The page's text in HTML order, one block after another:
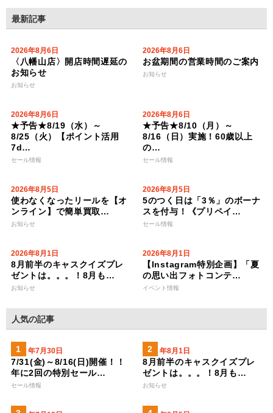
最新記事
2026年8月6日
〈八幡山店〉開店時間遅延の
お知らせ
お知らせ
2026年8月6日
お盆期間の営業時間のご案内
お知らせ
2026年8月6日
★予告★8/19（水）～
8/25（火）【ポイント活用
7d…
セール情報
2026年8月6日
★予告★8/10（月）～
8/16（日）実施！60歳以上
の…
セール情報
2026年8月5日
使わなくなったリールを【オ
ンライン】で簡単買取…
お知らせ
2026年8月5日
5のつく日は「3％」のボーナ
スを付与！《プリペイ…
セール情報
2026年8月1日
8月前半のキャスクイズプレ
ゼントは。。。！8月も…
お知らせ
2026年8月1日
【Instagram特別企画】「夏
の思い出フォトコンテ…
イベント情報
人気の記事
2026年7月30日
7/31(金)～8/16(日)開催！！
年に2回の特別セール…
セール情報
2026年8月1日
8月前半のキャスクイズプレ
ゼントは。。。！8月も…
お知らせ